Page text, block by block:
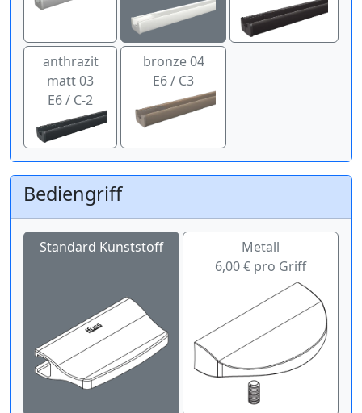
anthrazit
matt 03
E6 / C-2
bronze 04
E6 / C3
Bediengriff
Standard Kunststoff
Metall
6,00 € pro Griff